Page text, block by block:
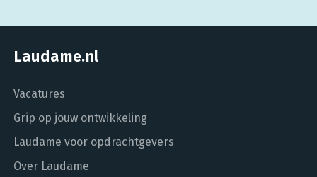
Laudame.nl
Vacatures
Grip op jouw ontwikkeling
Laudame voor opdrachtgevers
Over Laudame